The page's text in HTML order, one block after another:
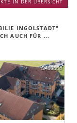
IN DER ÜBERSICHT
INGOLSTADT"
AUCH FÜR ...
DA00668